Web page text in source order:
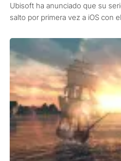
Ubisoft ha anunciado que su
salto por primera vez a iOS con